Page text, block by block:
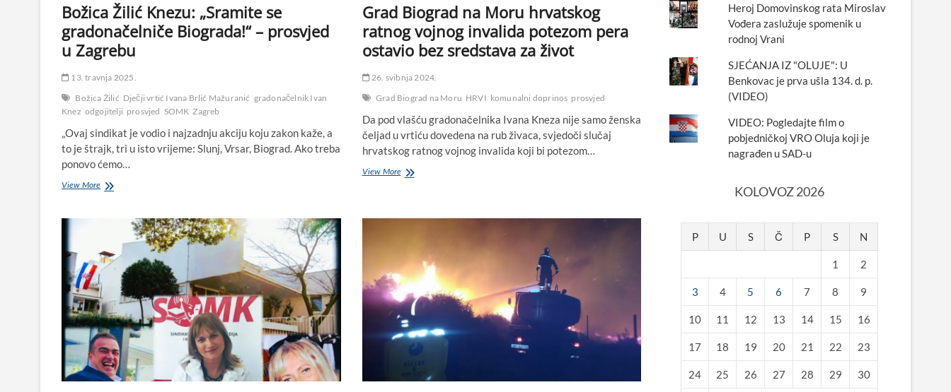
Božica Žilić Knezu: „Sramite se
gradonačelniče Biograda!“ – prosvjed
u Zagrebu
13. travnja 2025.
Božica Žilić Dječji vrtić Ivana Brlić Mažuranić gradonačelnik Ivan
Knez odgojitelji prosvjed SOMK Zagreb
„Ovaj sindikat je vodio i najzadnju akciju koju zakon kaže, a
to je štrajk, tri u isto vrijeme: Slunj, Vrsar, Biograd. Ako treba
ponovo ćemo…
View MoreBožica
gradonačelniče
Biograda!“
–
prosvjed
u
Zagrebu
Grad Biograd na Moru hrvatskog
ratnog vojnog invalida potezom pera
ostavio bez sredstava za život
26. svibnja 2024.
Grad Biograd na Moru HRVI komunalni doprinos prosvjed
Da pod vlašću gradonačelnika Ivana Kneza nije samo ženska
čeljad u vrtiću dovedena na rub živaca, svjedoči slučaj
hrvatskog ratnog vojnog invalida koji bi potezom…
View MoreGrad
invalida
potezom
pera
ostavio
bez
sredstava
za
život
Heroj Domovinskog rata Miroslav
Vođera zaslužuje spomenik u
rodnoj Vrani
SJEĆANJA IZ "OLUJE": U
Benkovac je prva ušla 134. d. p.
(VIDEO)
VIDEO: Pogledajte film o
pobjedničkoj VRO Oluja koji je
nagrađen u SAD-u
KOLOVOZ 2026
P U S Č P S N
1 2
3 4 5 6 7 8 9
10 11 12 13 14 15 16
17 18 19 20 21 22 23
24 25 26 27 28 29 30